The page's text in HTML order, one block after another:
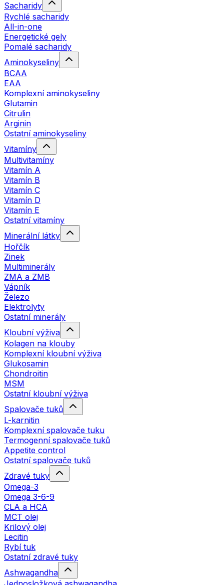
Sacharidy
Rychlé sacharidy
All-in-one
Energetické gely
Pomalé sacharidy
Aminokyseliny
BCAA
EAA
Komplexní aminokyseliny
Glutamin
Citrulin
Arginin
Ostatní aminokyseliny
Vitamíny
Multivitamíny
Vitamín A
Vitamín B
Vitamín C
Vitamín D
Vitamín E
Ostatní vitamíny
Minerální látky
Hořčík
Zinek
Multiminerály
ZMA a ZMB
Vápník
Železo
Elektrolyty
Ostatní minerály
Kloubní výživa
Kolagen na klouby
Komplexní kloubní výživa
Glukosamin
Chondroitin
MSM
Ostatní kloubní výživa
Spalovače tuků
L-karnitin
Komplexní spalovače tuku
Termogenní spalovače tuků
Appetite control
Ostatní spalovače tuků
Zdravé tuky
Omega-3
Omega 3-6-9
CLA a HCA
MCT olej
Krilový olej
Lecitin
Rybí tuk
Ostatní zdravé tuky
Ashwagandha